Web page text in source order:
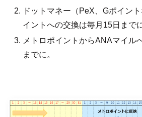
ドットマネー（PeX、Gポイン
イントへの交換は毎月15日まで
メトロポイントからANAマイル
までに。